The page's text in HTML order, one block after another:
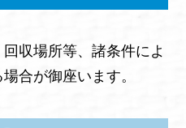
収場所等、諸条件によ
合が御座います。